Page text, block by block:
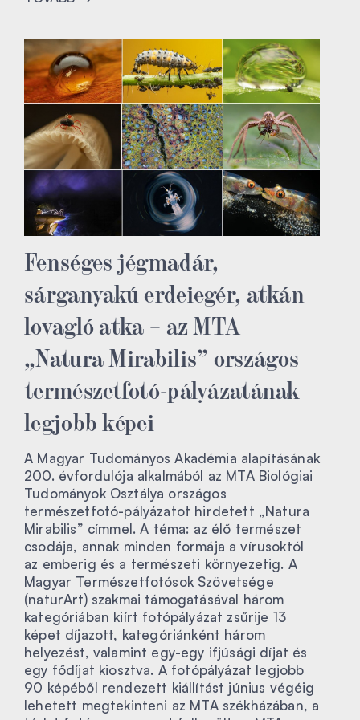
Fenséges jégmadár,
sárganyakú erdeiegér, atkán
lovagló atka – az MTA
„Natura Mirabilis” országos
természetfotó-pályázatának
legjobb képei
A Magyar Tudományos Akadémia alapításának
200. évfordulója alkalmából az MTA Biológiai
Tudományok Osztálya országos
természetfotó-pályázatot hirdetett „Natura
Mirabilis” címmel. A téma: az élő természet
csodája, annak minden formája a vírusoktól
az emberig és a természeti környezetig. A
Magyar Természetfotósok Szövetsége
(naturArt) szakmai támogatásával három
kategóriában kiírt fotópályázat zsűrije 13
képet díjazott, kategóriánként három
helyezést, valamint egy-egy ifjúsági díjat és
egy fődíjat kiosztva. A fotópályázat legjobb
90 képéből rendezett kiállítást június végéig
lehetett megtekinteni az MTA székházában, a